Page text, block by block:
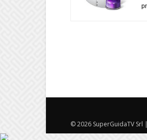
© 2026 SuperGuidaTV Srl